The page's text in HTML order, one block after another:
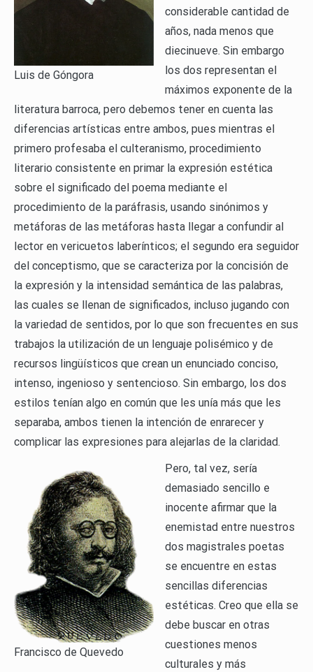
Luis de Góngora
considerable cantidad de
años, nada menos que
diecinueve. Sin embargo
los dos representan el
máximos exponente de la
literatura barroca, pero debemos tener en cuenta las
diferencias artísticas entre ambos, pues mientras el
primero profesaba el culteranismo, procedimiento
literario consistente en primar la expresión estética
sobre el significado del poema mediante el
procedimiento de la paráfrasis, usando sinónimos y
metáforas de las metáforas hasta llegar a confundir al
lector en vericuetos laberínticos; el segundo era seguidor
del conceptismo, que se caracteriza por la concisión de
la expresión y la intensidad semántica de las palabras,
las cuales se llenan de significados, incluso jugando con
la variedad de sentidos, por lo que son frecuentes en sus
trabajos la utilización de un lenguaje polisémico y de
recursos lingüísticos que crean un enunciado conciso,
intenso, ingenioso y sentencioso. Sin embargo, los dos
estilos tenían algo en común que les unía más que les
separaba, ambos tienen la intención de enrarecer y
complicar las expresiones para alejarlas de la claridad.
Francisco de Quevedo
Pero, tal vez, sería
demasiado sencillo e
inocente afirmar que la
enemistad entre nuestros
dos magistrales poetas
se encuentre en estas
sencillas diferencias
estéticas. Creo que ella se
debe buscar en otras
cuestiones menos
culturales y más